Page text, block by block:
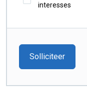
interesses